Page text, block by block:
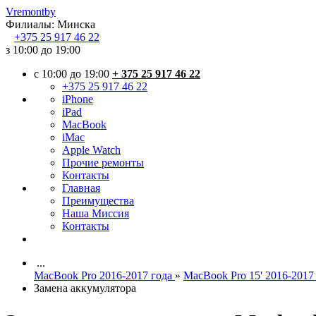
Vremontby
Филиалы: Минска
+375 25 917 46 22
з 10:00 до 19:00
c 10:00 до 19:00 + 375 25 917 46 22
+375 25 917 46 22
iPhone
iPad
MacBook
iMac
Apple Watch
Прочие ремонты
Контакты
Главная
Преимущества
Наша Миссия
Контакты
...
MacBook Pro 2016-2017 года » MacBook Pro 15' 2016-
Замена аккумулятора